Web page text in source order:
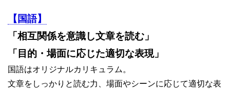
【国語】
「相互関係を意識し文章を読む」
「目的・場面に応じた適切な表現」
国語はオリジナルカリキュラム。
文章をしっかりと読む力、場面やシーンに応じて適切な表